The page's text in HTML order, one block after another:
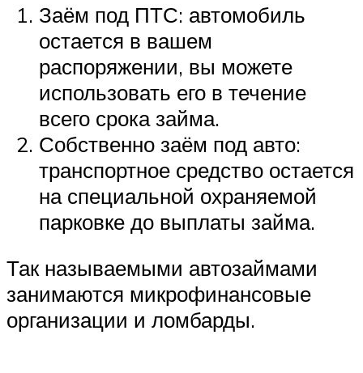
Заём под ПТС: автомобиль
остается в вашем
распоряжении, вы можете
использовать его в течение
всего срока займа.
Собственно заём под авто:
транспортное средство остается
на специальной охраняемой
парковке до выплаты займа.
Так называемыми автозаймами
занимаются микрофинансовые
организации и ломбарды.